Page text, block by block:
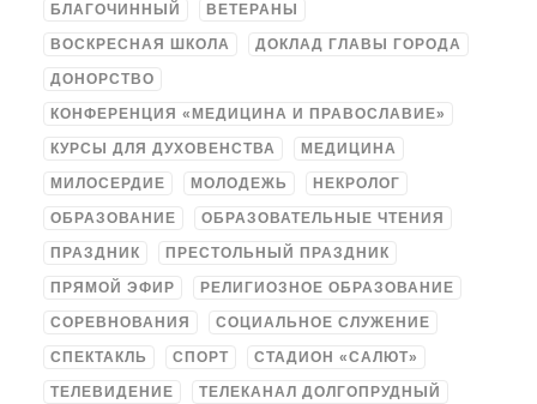
БЛАГОЧИННЫЙ ВЕТЕРАНЫ
ВОСКРЕСНАЯ ШКОЛА ДОКЛАД ГЛАВЫ ГОРОДА
ДОНОРСТВО
КОНФЕРЕНЦИЯ «МЕДИЦИНА И ПРАВОСЛАВИЕ»
КУРСЫ ДЛЯ ДУХОВЕНСТВА МЕДИЦИНА
МИЛОСЕРДИЕ МОЛОДЕЖЬ НЕКРОЛОГ
ОБРАЗОВАНИЕ ОБРАЗОВАТЕЛЬНЫЕ ЧТЕНИЯ
ПРАЗДНИК ПРЕСТОЛЬНЫЙ ПРАЗДНИК
ПРЯМОЙ ЭФИР РЕЛИГИОЗНОЕ ОБРАЗОВАНИЕ
СОРЕВНОВАНИЯ СОЦИАЛЬНОЕ СЛУЖЕНИЕ
СПЕКТАКЛЬ СПОРТ СТАДИОН «САЛЮТ»
ТЕЛЕВИДЕНИЕ ТЕЛЕКАНАЛ ДОЛГОПРУДНЫЙ